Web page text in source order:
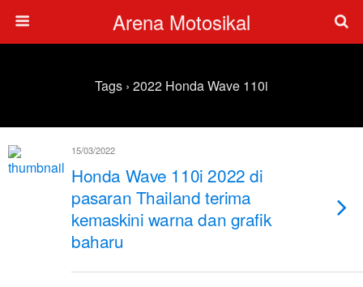
Arena Motosikal
Tags › 2022 Honda Wave 110i
15/03/2022
Honda Wave 110i 2022 di
pasaran Thailand terima
kemaskini warna dan grafik
baharu